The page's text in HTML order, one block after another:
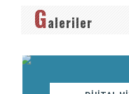
Galeriler